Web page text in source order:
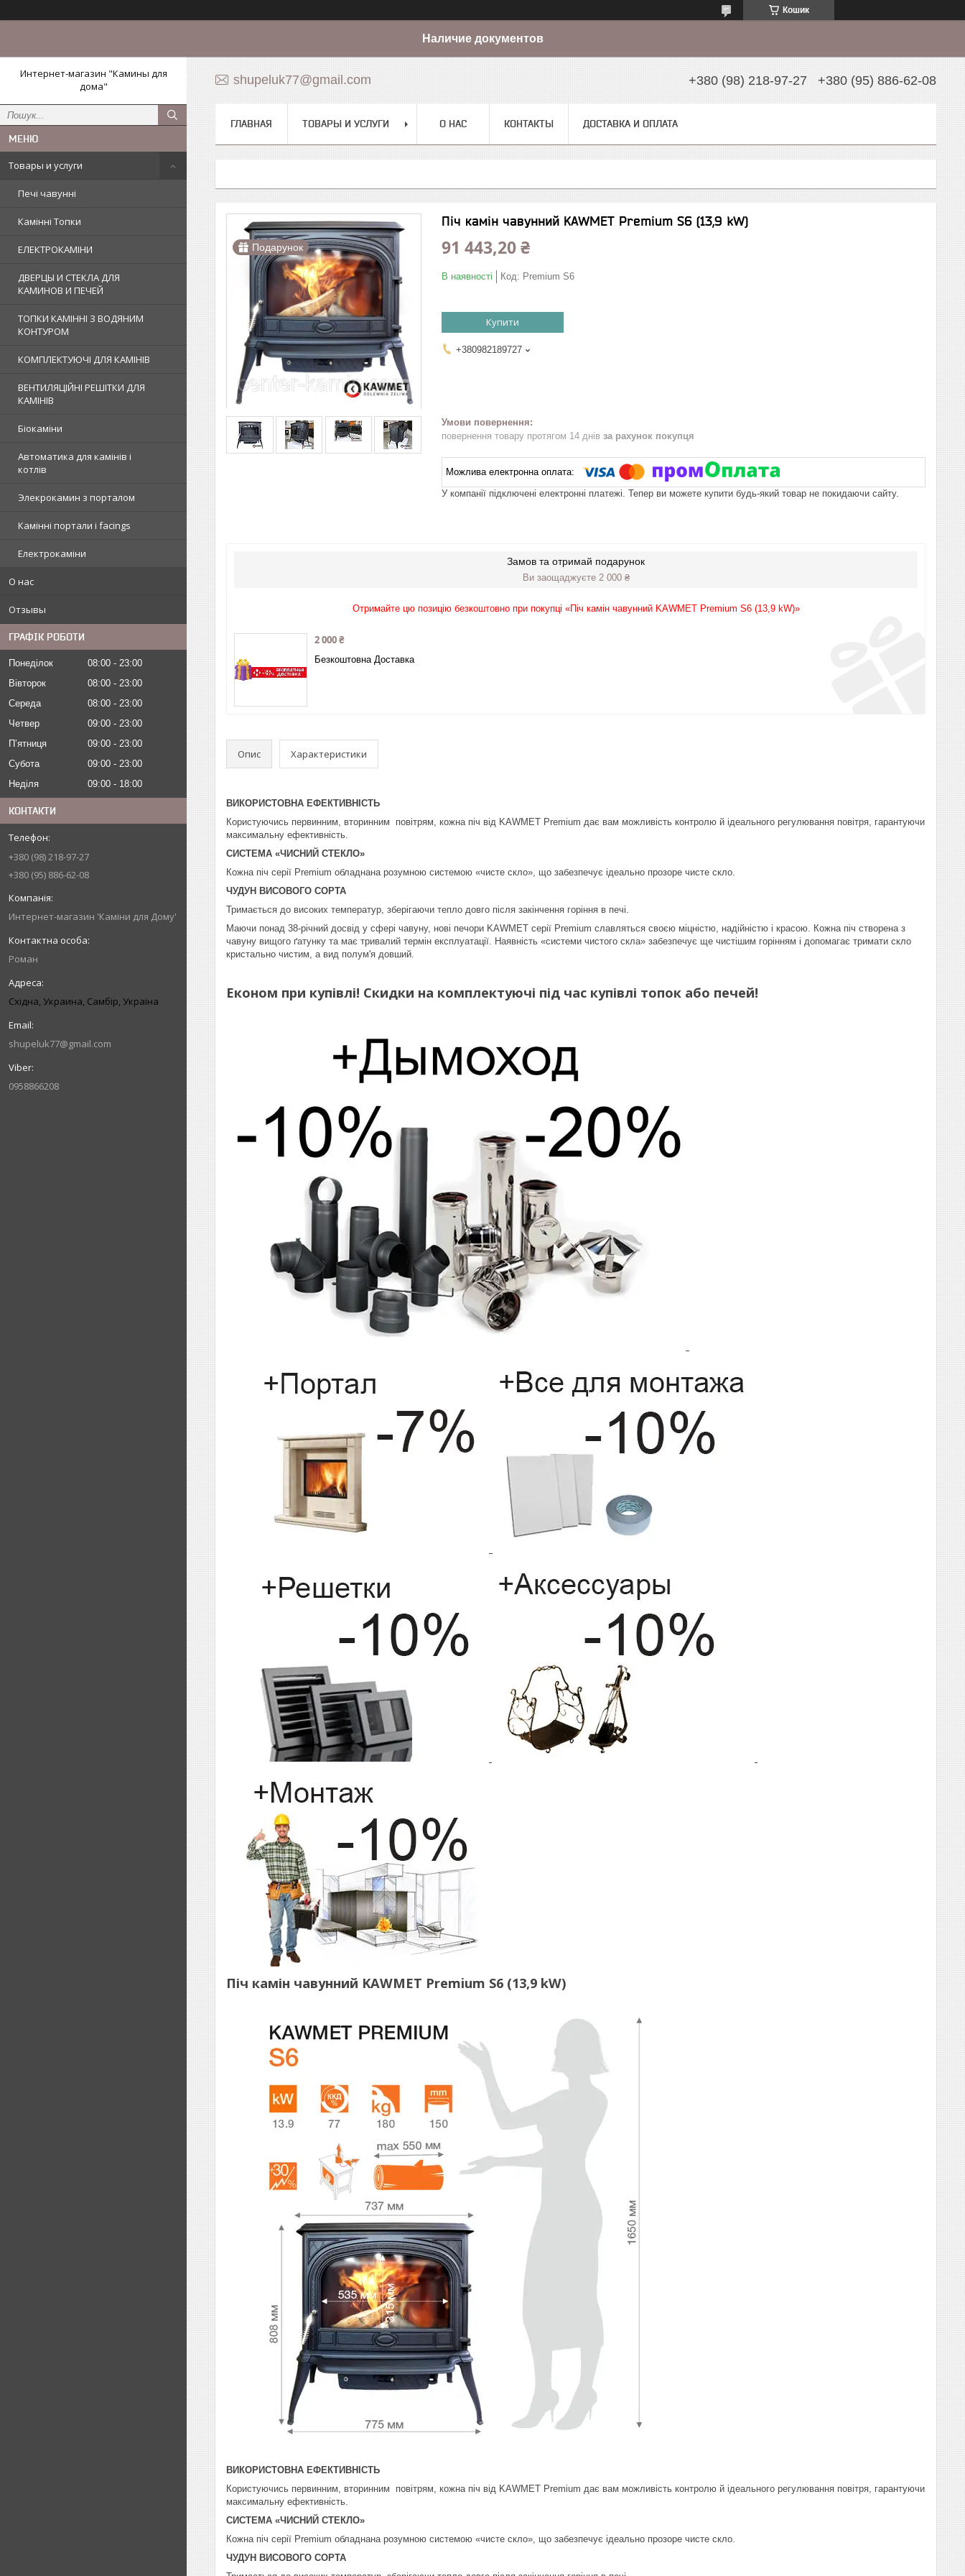
Кошик
Наличие документов
Интернет-магазин "Камины для
дома"
Товары и услуги
Печі чавунні
Камінні Топки
ЕЛЕКТРОКАМІНИ
ДВЕРЦЫ И СТЕКЛА ДЛЯ
КАМИНОВ И ПЕЧЕЙ
ТОПКИ КАМІННІ З ВОДЯНИМ
КОНТУРОМ
КОМПЛЕКТУЮЧІ ДЛЯ КАМІНІВ
ВЕНТИЛЯЦІЙНІ РЕШІТКИ ДЛЯ
КАМІНІВ
Біокаміни
Автоматика для камінів і
котлів
Элекрокамин з порталом
Камінні портали і facings
Електрокаміни
О нас
Отзывы
ГРАФІК РОБОТИ
Понеділок 08:00
23:00
Вівторок
08:00
23:00
Середа
08:00
23:00
Четвер
09:00
23:00
Пʼятниця
09:00
23:00
Субота
09:00
23:00
Неділя
09:00 18:00
КОНТАКТИ
+380 (98) 218-97-27
+380 (95) 886-62-08
Интернет-магазин 'Каміни для Дому'
Роман
Східна, Украина, Самбір, Україна
shupeluk77@gmail.com
0958866208
shupeluk77@gmail.com +380 (98) 218-97-27 +380 (95) 886-62-08
ГЛАВНАЯ ТОВАРЫ И УСЛУГИ О НАС КОНТАКТЫ ДОСТАВКА И ОПЛАТА
Подарунок
Піч камін чавунний KAWMET Premium S6 (13,9 kW)
91 443,20 ₴
В наявності Код: Premium S6
Купити
+380982189727
повернення товару протягом 14 днів за рахунок покупця
У компанії підключені електронні платежі. Тепер ви можете купити будь-який товар не покидаючи сайту.
Замов та отримай подарунок
Ви заощаджуєте 2 000 ₴
Отримайте цю позицію безкоштовно при покупці «Піч камін чавунний KAWMET Premium S6 (13,9 kW)»
2 000 ₴
Безкоштовна Доставка
Опис Характеристики
ВИКОРИСТОВНА ЕФЕКТИВНІСТЬ
Користуючись первинним, вторинним повітрям, кожна піч від KAWMET Premium дає вам можливість контролю й ідеального регулювання повітря, гарантуючи
максимальну ефективність.
СИСТЕМА «ЧИСНИЙ СТЕКЛО»
Кожна піч серії Premium обладнана розумною системою «чисте скло», що забезпечує ідеально прозоре чисте скло.
ЧУДУН ВИСОВОГО СОРТА
Тримається до високих температур, зберігаючи тепло довго після закінчення горіння в печі.
Маючи понад 38-річний досвід у сфері чавуну, нові печори KAWMET серії Premium славляться своєю міцністю, надійністю і красою. Кожна піч створена з
чавуну вищого ґатунку та має тривалий термін експлуатації. Наявність «системи чистого скла» забезпечує ще чистішим горінням і допомагає тримати скло
кристально чистим, а вид полум'я довший.
Економ при купівлі! Скидки на комплектуючі під час купівлі топок або печей!
Піч камін чавунний KAWMET Premium S6 (13,9 kW)
ВИКОРИСТОВНА ЕФЕКТИВНІСТЬ
Користуючись первинним, вторинним повітрям, кожна піч від KAWMET Premium дає вам можливість контролю й ідеального регулювання повітря, гарантуючи
максимальну ефективність.
СИСТЕМА «ЧИСНИЙ СТЕКЛО»
Кожна піч серії Premium обладнана розумною системою «чисте скло», що забезпечує ідеально прозоре чисте скло.
ЧУДУН ВИСОВОГО СОРТА